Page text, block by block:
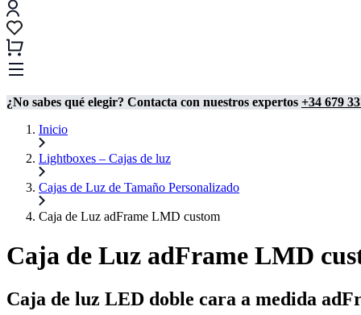
¿No sabes qué elegir? Contacta con nuestros expertos +34 679
Inicio
Lightboxes – Cajas de luz
Cajas de Luz de Tamaño Personalizado
Caja de Luz adFrame LMD custom
Caja de Luz adFrame LMD
Caja de luz LED doble cara a medida